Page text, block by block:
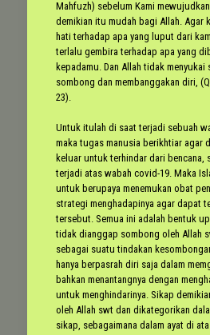
Mahfuzh) sebelum Kami
demikian itu mudah bagi Allah. Agar
hati terhadap apa yang luput dari
terlalu gembira terhadap apa yang
kepadamu. Dan Allah tidak menyukai
sombong dan membanggakan diri,
23).
Untuk itulah di saat terjadi sebuah
maka tugas manusia berikhtiar agar
keluar untuk terhindar dari bencana,
terjadi atas wabah covid-19. Maka
untuk berupaya menemukan obat
strategi menghadapinya agar dapat
tersebut. Semua ini adalah bentuk
tidak dianggap sombong oleh Allah
sebagai suatu tindakan
hanya berpasrah diri saja dalam
bahkan menantangnya dengan
untuk menghindarinya. Sikap
oleh Allah swt dan dikategorikan
sikap, sebagaimana dalam ayat di